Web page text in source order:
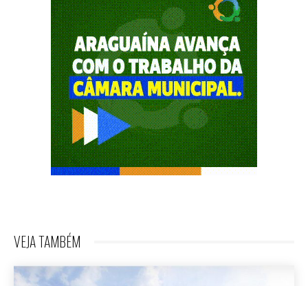
VEJA TAMBÉM